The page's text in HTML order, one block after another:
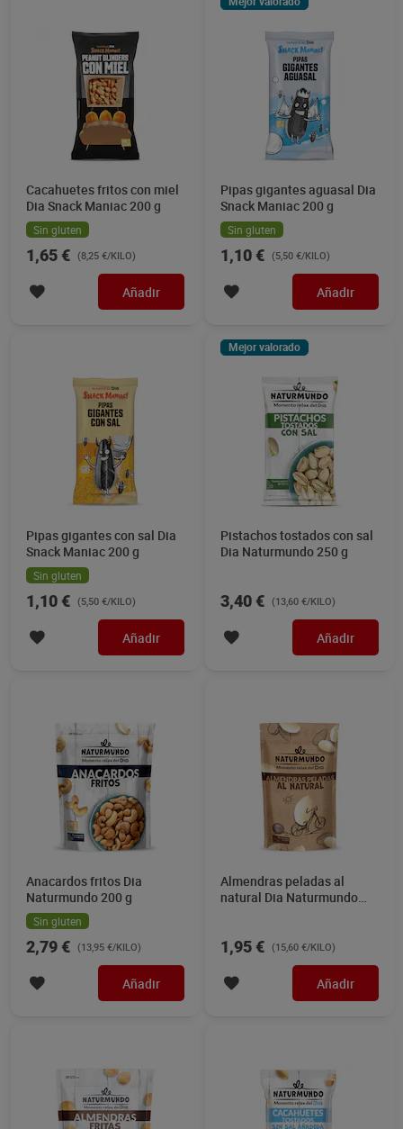
Cacahuetes fritos con miel
Dia Snack Maniac 200 g
Sin gluten
1,65 € (8,25 €/KILO)
Añadir
Pipas gigantes aguasal Dia
Snack Maniac 200 g
Sin gluten
1,10 € (5,50 €/KILO)
Añadir
Pipas gigantes con sal Dia
Snack Maniac 200 g
Sin gluten
1,10 € (5,50 €/KILO)
Añadir
Mejor valorado
Pistachos tostados con sal
Dia Naturmundo 250 g
3,40 € (13,60 €/KILO)
Añadir
Anacardos fritos Dia
Naturmundo 200 g
Sin gluten
2,79 € (13,95 €/KILO)
Añadir
Almendras peladas al
natural Dia Naturmundo
1,95 € (15,60 €/KILO)
Añadir